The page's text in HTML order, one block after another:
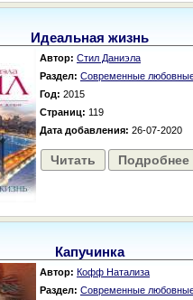
Идеальная жизнь
Автор: Стил Даниэла
Раздел: Современные
Год: 2015
Страниц: 119
Дата добавления: 26-07-2020
Читать Подробнее
Капучинка
Автор: Кофф Натализа
Раздел: Современные